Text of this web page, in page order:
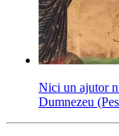
Nici un ajutor
Dumnezeu